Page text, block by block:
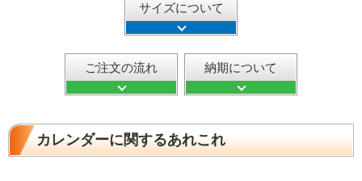
サイズについて
ご注文の流れ 納期について
カレンダーに関するあれこれ